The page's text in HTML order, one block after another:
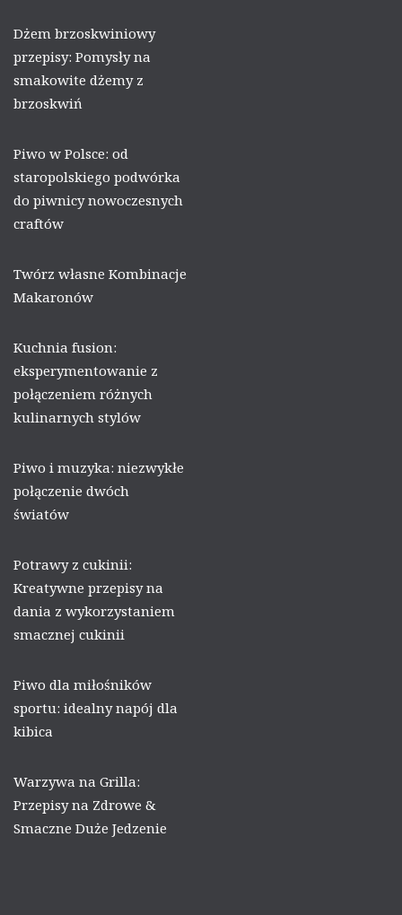
Dżem brzoskwiniowy
przepisy: Pomysły na
smakowite dżemy z
brzoskwiń
Piwo w Polsce: od
staropolskiego podwórka
do piwnicy nowoczesnych
craftów
Twórz własne Kombinacje
Makaronów
Kuchnia fusion:
eksperymentowanie z
połączeniem różnych
kulinarnych stylów
Piwo i muzyka: niezwykłe
połączenie dwóch
światów
Potrawy z cukinii:
Kreatywne przepisy na
dania z wykorzystaniem
smacznej cukinii
Piwo dla miłośników
sportu: idealny napój dla
kibica
Warzywa na Grilla:
Przepisy na Zdrowe &
Smaczne Duże Jedzenie